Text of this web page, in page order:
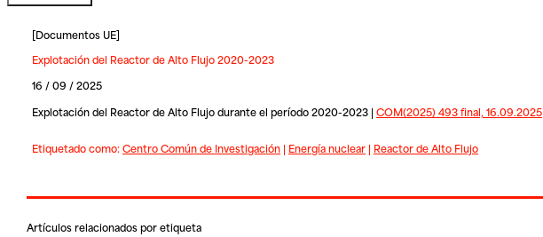
[Documentos UE]
Explotación del Reactor de Alto Flujo 2020-2023
16 / 09 / 2025
Explotación del Reactor de Alto Flujo durante el período 2020-2023 | COM(2025) 493 final, 16.09.2025
Etiquetado como:Centro Común de Investigación| Energía nuclear| Reactor de Alto Flujo
Artículos relacionados por etiqueta